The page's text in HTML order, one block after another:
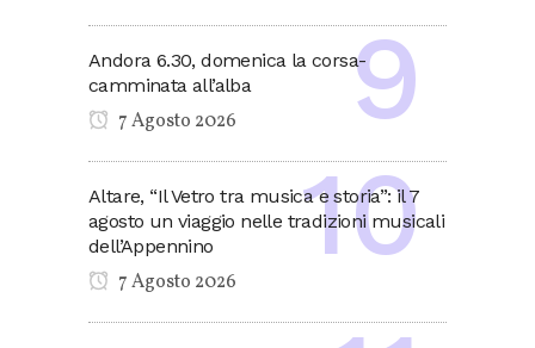
Andora 6.30, domenica la corsa-
camminata all’alba
7 Agosto 2026
Altare, “Il Vetro tra musica e storia”: il 7
agosto un viaggio nelle tradizioni musicali
dell’Appennino
7 Agosto 2026